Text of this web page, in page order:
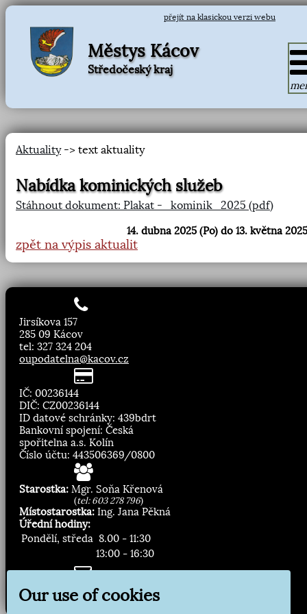
přejít na klasickou verzi webu
Městys Kácov
Středočeský kraj
Aktuality-> text aktuality
Nabídka kominických služeb
Stáhnout dokument: Plakat -_kominik_2025 (pdf)
14. dubna 2025 (Po) do 13. května
zpět na výpis aktualit
Jirsíkova 157
285 09 Kácov
tel: 327 324 204
oupodatelna@kacov.cz
IČ: 00236144
DIČ: CZ00236144
ID datové schránky: 439bdrt
Bankovní spojení: Česká
spořitelna a.s. Kolín
Číslo účtu: 443506369/0800
Starostka: Mgr. Soňa Křenová
(tel: 603 278 796)
Místostarostka: Ing. Jana Pěkná
Úřední hodiny:
Pondělí, středa 8.00 - 11:30
13:00 - 16:30
Zasílání novinek:
Our use of cookies